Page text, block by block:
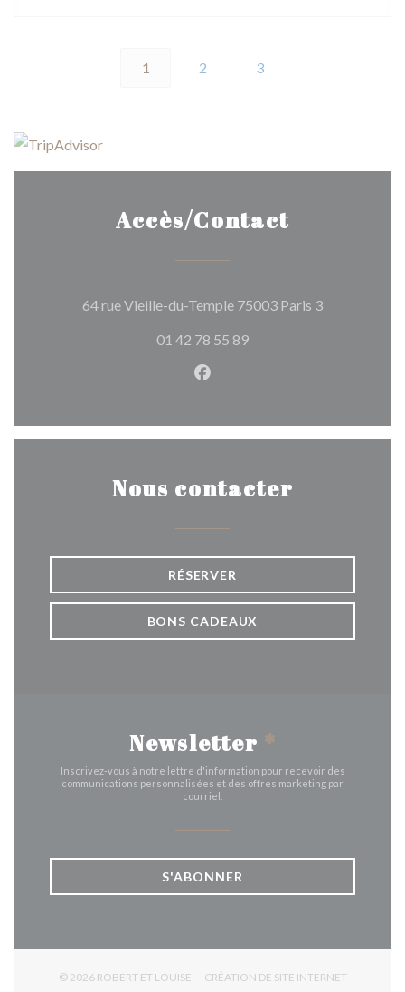
1 2 3
Accès/Contact
64 rue Vieille-du-Temple 75003 Paris 3((ouvre une
01 42 78 55 89
Facebook ((ouvre une
Nous contacter
RÉSERVER
BONS CADEAUX
Newsletter *
Inscrivez-vous à notre lettre d'information pour recevoir des
communications personnalisées et des offres marketing par
courriel.
S'ABONNER
© 2026 ROBERT ET LOUISE — CRÉATION DE SITE INTERNET